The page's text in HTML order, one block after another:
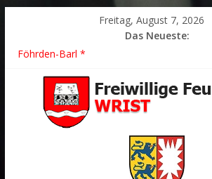
Freitag, August 7, 2026
Das Neueste:
2026/21 Löschhilfe * FEU WALD * Feuer/
2026/24 * TH G Y * PKW überschlagen *
2026/23 TH K Y * Person in
2026/22 TH Y * VU * 1 Person klemmt *
Der schönste Einsatz des Jahres 2026